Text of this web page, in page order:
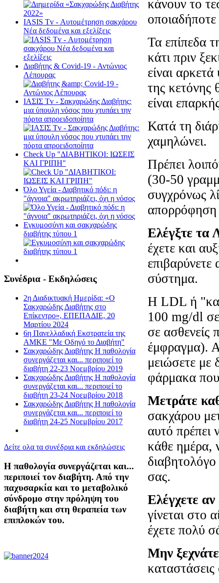
κάνουν το
Τα επίπεδα
κάτι πριν
είναι
της κετόνης
είναι
Κατά τη
χαμηλώνει.
Πρέπει
(30-50
συγχρόνως
απορρόφηση
Ελέγξτε τα
έχετε και
σύστημα.
Η LDL ή
100 mg/dl
σε ασθενείς
έμφραγμα).
μειώσετε με
φάρμακα που
Μετράτε
σακχάρου
αυτό πρέπει
κάθε ημέρα,
σας.
Ελέγχετε
γίνεται στο
έχετε πολύ
Μην
καταστάσεις
ΙΑSΙS Tv - Αυτομέτρηση σακχάρου
Νέα δεδομένα και εξελίξεις
Διαβήτης & Cοvid-19 - Αντώνιος
Λέπουρας
ΙΑΣΙΣ Tv - Σακχαρώδης Διαβήτης:
μια ύπουλη νόσος που χτυπάει την
πόρτα απροειδοποίητα
Check Up "ΔΙΑΒΗΤΙΚΟΙ: ΙΩΣΕΙΣ
ΚΑΙ ΓΡΙΠΗ"
Όλο Υγεία - Διαβητικό πόδι: η
"άγνοια" ακρωτηριάζει, όχι η νόσος
Εγκυμοσύνη και σακχαρώδης
διαβήτης τύπου 1
Συνέδρια - Εκδηλώσεις
2η Διαδικτυακή Ημερίδα: «Ο
Σακχαρώδης Διαβήτης στο
Επίκεντρο», ΕΠΕΠΑΔΙΕ, 20
Μαρτίου 2024
6η Πανελλαδική Εκστρατεία της
ΑΜΚΕ "Με Οδηγό το Διαβήτη"
Σακχαρώδης Διαβήτης Η παθολογία
συνεργάζεται και... περιποιεί το
διαβήτη 22-23 Νοεμβρίου 2019
Σακχαρώδης Διαβήτης Η παθολογία
συνεργάζεται και... περιποιεί το
διαβήτη 23-24 Νοεμβρίου 2018
Σακχαρώδης Διαβήτης Η παθολογία
συνεργάζεται και... περιποιεί το
διαβήτη 24-25 Νοεμβρίου 2017
Δείτε ολα τα συνέδρια και εκδηλώσεις
Η παθολογία συνεργάζεται και...
περιποιεί τον διαβήτη. Από την
παχυσαρκία και το μεταβολικό
σύνδρομο στην πρόληψη του
διαβήτη και στη θεραπεία των
επιπλοκών του.